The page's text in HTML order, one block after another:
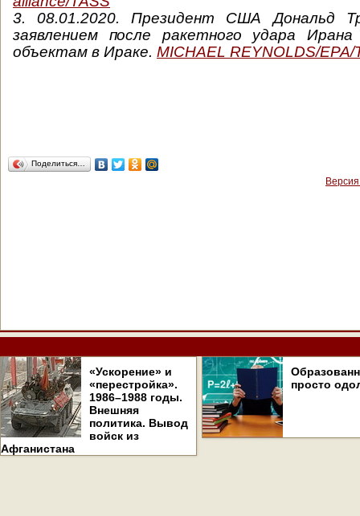
3. 08.01.2020. Президент США Дональд
заявлением после ракетного удара Ирана
объектам в Ираке. MICHAEL REYNOLDS/EPA/
Поделиться…
«Ускорение» и
«перестройка».
1986–1988 годы.
Внешняя
политика. Вывод
войск из
Афганистана
просто